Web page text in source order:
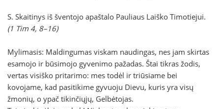
S. Skaitinys iš šventojo apaštalo Pauliaus Laiško Timotiejui.
(1 Tim 4, 8–16)
Mylimasis: Maldingumas viskam naudingas, nes jam skirtas
esamojo ir būsimojo gyvenimo pažadas. Štai tikras žodis,
vertas visiško pritarimo: mes todėl ir triūsiame bei
kovojame, kad pasitikime gyvuoju Dievu, kuris yra visų
žmonių, o ypač tikinčiųjų, Gelbėtojas.